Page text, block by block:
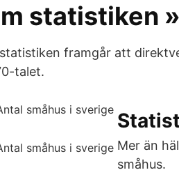
statistiken
framgår att
talet.
Mer än
småhus.